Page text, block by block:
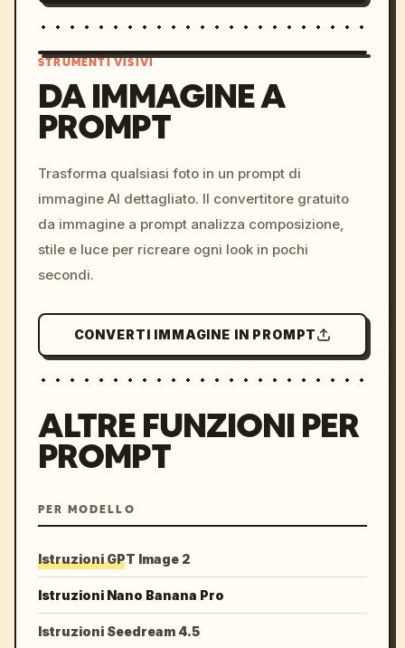
colors, 8k --v 6.0
STRUMENTI VISIVI
DA IMMAGINE A
PROMPT
Trasforma qualsiasi foto in un prompt di
immagine AI dettagliato. Il convertitore gratuito
da immagine a prompt analizza composizione,
stile e luce per ricreare ogni look in pochi
secondi.
CONVERTI IMMAGINE IN PROMPT
ALTRE FUNZIONI PER
PROMPT
PER MODELLO
Istruzioni GPT Image 2
Istruzioni Nano Banana Pro
Istruzioni Seedream 4.5